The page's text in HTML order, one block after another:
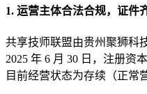
1. 运营主体合法合规，证件
共享技师联盟由贵州聚狮科
2025 年 6 月 30 日，注册资
目前经营状态为存续（正常